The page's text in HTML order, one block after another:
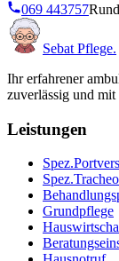
069 443757
Sebat Pflege.
Ihr erfahrener
zuverlässig und mit
Leistungen
Spez.
Spez.
Grundpflege